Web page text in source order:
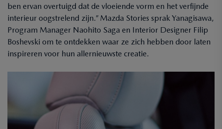
ben ervan overtuigd dat de vloeiende vorm en het verfijnde
interieur oogstrelend zijn.” Mazda Stories sprak Yanagisawa,
Program Manager Naohito Saga en Interior Designer Filip
Boshevski om te ontdekken waar ze zich hebben door laten
inspireren voor hun allernieuwste creatie.